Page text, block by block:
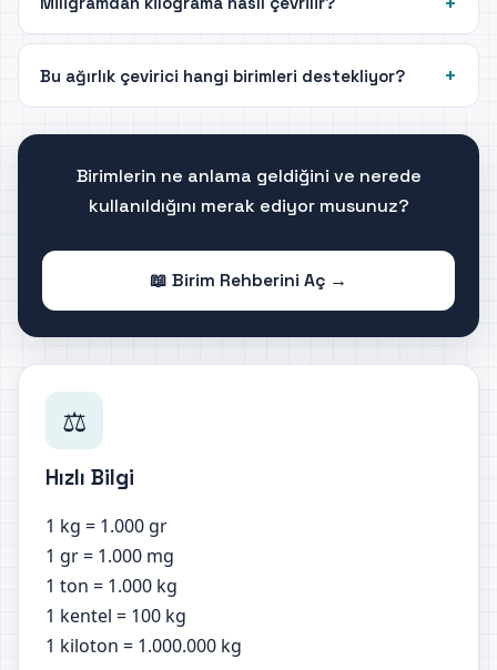
Bu ağırlık çevirici hangi birimleri destekliyor?
Birimlerin ne anlama geldiğini ve nerede
kullanıldığını merak ediyor musunuz?
📖 Birim Rehberini Aç →
⚖️
Hızlı Bilgi
1 kg = 1.000 gr
1 gr = 1.000 mg
1 ton = 1.000 kg
1 kentel = 100 kg
1 kiloton = 1.000.000 kg